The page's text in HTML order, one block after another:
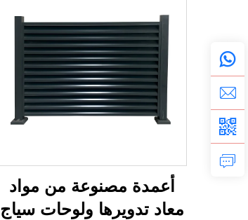
أعمدة مصنوعة من مواد
معاد تدويرها ولوحات سياج